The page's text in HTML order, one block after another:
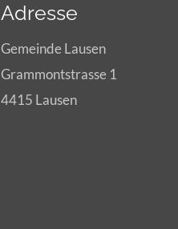
Adresse
Gemeinde Lausen
Grammontstrasse 1
4415 Lausen